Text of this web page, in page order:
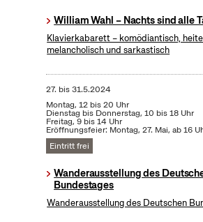
William Wahl – Nachts sind alle
Klavierkabarett – komödiantisch,
melancholisch und sarkastisch
27. bis31.5.2024
Montag, 12 bis 20 Uhr
Dienstag bis Donnerstag, 10 bis 18 Uhr
Freitag, 9 bis 14 Uhr
Eröffnungsfeier: Montag, 27. Mai, ab 16
Eintritt frei
Wanderausstellung des
Bundestages
Wanderausstellung des Deutschen